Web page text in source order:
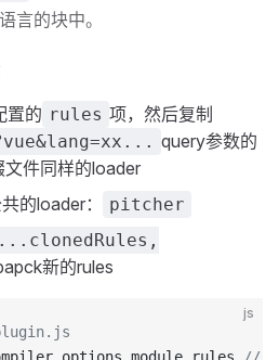
言的块中。
置的 rules 项，然后复制
query参数的
文件同样的loader
的loader：
pitcher
新的rules
js